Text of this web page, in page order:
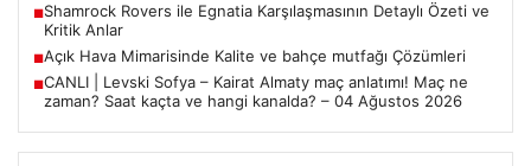
■Shamrock Rovers ile Egnatia Karşılaşmasının Detaylı Özeti ve
Kritik Anlar
■Açık Hava Mimarisinde Kalite ve bahçe mutfağı Çözümleri
■CANLI | Levski Sofya – Kairat Almaty maç anlatımı! Maç ne
zaman? Saat kaçta ve hangi kanalda? – 04 Ağustos 2026